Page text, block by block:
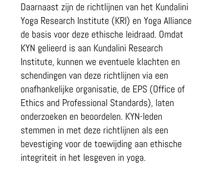
Daarnaast zijn de richtlijnen van het Kundalini
Yoga Research Institute (KRI) en Yoga Alliance
de basis voor deze ethische leidraad. Omdat
KYN gelieerd is aan Kundalini Research
Institute, kunnen we eventuele klachten en
schendingen van deze richtlijnen via een
onafhankelijke organisatie, de EPS (Office of
Ethics and Professional Standards), laten
onderzoeken en beoordelen. KYN-leden
stemmen in met deze richtlijnen als een
bevestiging voor de toewijding aan ethische
integriteit in het lesgeven in yoga.